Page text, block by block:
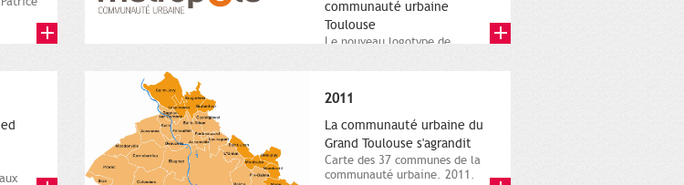
communauté urbaine
Toulouse
Le nouveau logotype de
représentant l'anneau de
2011
La communauté urbaine du
Grand Toulouse s'agrandit
Carte des 37 communes de la
communauté urbaine. 2011.